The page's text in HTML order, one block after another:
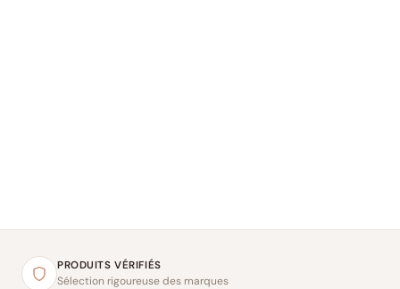
PRODUITS VÉRIFIÉS
Sélection rigoureuse des marques